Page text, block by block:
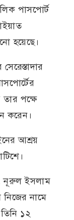
পাসপোর্ট
হয়েছে।
তার পক্ষে
করেন।
আশ্রয়
নূরুল ইসলাম
নামে
১২